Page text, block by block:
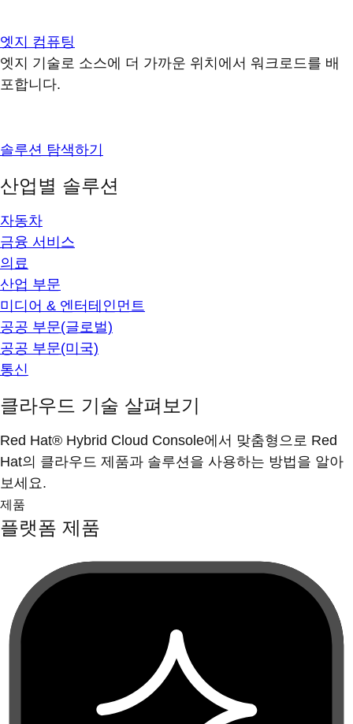
엣지 컴퓨팅
엣지 기술로 소스에 더 가까운 위치에서 워크로드를 배
포합니다.
솔루션 탐색하기
산업별 솔루션
자동차
금융 서비스
의료
산업 부문
미디어 & 엔터테인먼트
공공 부문(글로벌)
공공 부문(미국)
통신
클라우드 기술 살펴보기
Red Hat® Hybrid Cloud Console에서 맞춤형으로 Red
Hat의 클라우드 제품과 솔루션을 사용하는 방법을 알아
보세요.
제품
플랫폼 제품